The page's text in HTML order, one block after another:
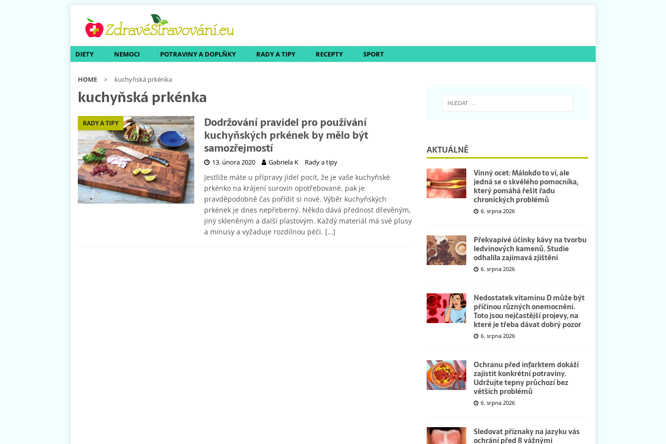
DIETY NEMOCI POTRAVINY A DOPLŇKY RADY A TIPY RECEPTY SPORT
HOME kuchyňská prkénka
kuchyňská prkénka
RADY A TIPY
Dodržování pravidel pro používání
kuchyňských prkének by mělo být
samozřejmostí
13. února 2020 Gabriela K Rady a tipy
Jestliže máte u přípravy jídel pocit, že je vaše kuchyňské
prkénko na krájení surovin opotřebované, pak je
pravděpodobně čas pořídit si nové. Výběr kuchyňských
prkének je dnes nepřeberný. Někdo dává přednost dřevěným,
jiný skleněným a další plastovým. Každý materiál má své plusy
a mínusy a vyžaduje rozdílnou péči. […]
AKTUÁLNĚ
Vinný ocet: Málokdo to ví, ale
jedná se o skvělého pomocníka,
který pomáhá řešit řadu
chronických problémů
6. srpna 2026
Překvapivé účinky kávy na tvorbu
ledvinových kamenů. Studie
odhalila zajímavá zjištění
6. srpna 2026
Nedostatek vitamínu D může být
příčinou různých onemocnění.
Toto jsou nejčastější projevy, na
které je třeba dávat dobrý pozor
6. srpna 2026
Ochranu před infarktem dokáží
zajistit konkrétní potraviny.
Udržujte tepny průchozí bez
větších problémů
6. srpna 2026
Sledovat příznaky na jazyku vás
ochrání před 8 vážnými